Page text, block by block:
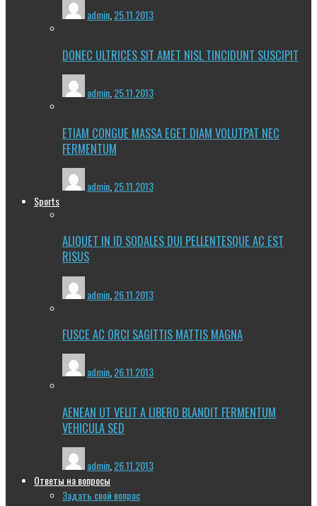
admin,25.11.2013
DONEC ULTRICES SIT AMET NISL TINCIDUNT SUSCIPIT
admin 25.11.2013
ETIAM CONGUE MASSA EGET DIAM VOLUTPAT NEC
FERMENTUM
admin 25.11.2013
Sports
ALIQUET IN ID SODALES DUI PELLENTESQUE AC EST
RISUS
admin 26.11.2013
FUSCE AC ORCI SAGITTIS MATTIS MAGNA
admin,26.11.2013
AENEAN UT VELIT A LIBERO BLANDIT FERMENTUM
VEHICULA SED
admin 26.11.2013
Ответы на вопросы
Задать свой вопрос